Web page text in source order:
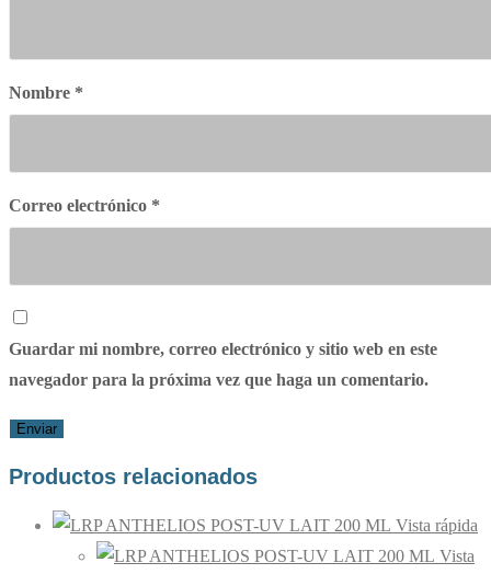
Nombre *
Correo electrónico *
Guardar mi nombre, correo electrónico y sitio web en este
navegador para la próxima vez que haga un comentario.
Productos relacionados
Vista rápida
Vista